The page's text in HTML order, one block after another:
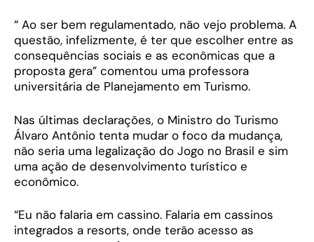
“ Ao ser bem regulamentado, não vejo problema. A
questão, infelizmente, é ter que escolher entre as
consequências sociais e as econômicas que a
proposta gera” comentou uma professora
universitária de Planejamento em Turismo.
Nas últimas declarações, o Ministro do Turismo
Álvaro Antônio tenta mudar o foco da mudança,
não seria uma legalização do Jogo no Brasil e sim
uma ação de desenvolvimento turístico e
econômico.
“Eu não falaria em cassino. Falaria em cassinos
integrados a resorts, onde terão acesso as